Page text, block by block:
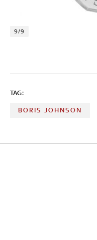
9/9
TAG:
BORIS JOHNSON